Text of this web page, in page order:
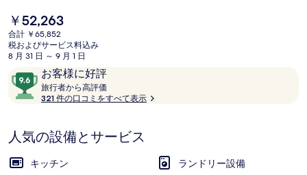
ラ
ッ
ク
フ
ラ
ア
ー
エア Tram Stopまでは 11 分、プリンセスストリートトラム停留所ま
では 13 分です。
現
在
の
料
は
￥52,263
￥52,263
合計 ￥65,852
税およびサービス料込み
8 月 31 日 ～ 9 月 1 日
口
コ
ミ
お客様に好評
10
段
階
9.6、
お
客
旅行者から高評価
行
ら
321 件の口コミをすべて表示
人気の設備とサービス
キッチン
ランドリー設備